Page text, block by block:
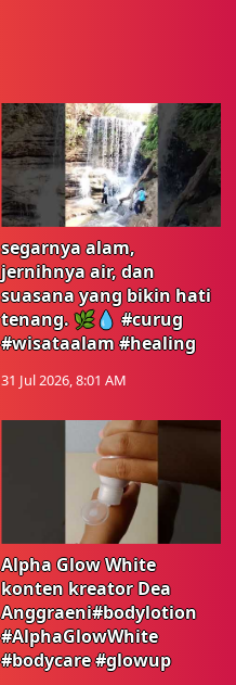
segarnya alam,
jernihnya air, dan
suasana yang bikin hati
tenang. 🌿💧 #curug
#wisataalam #healing
31 Jul 2026, 8:01 AM
Alpha Glow White
konten kreator Dea
Anggraeni#bodylotion
#AlphaGlowWhite
#bodycare #glowup